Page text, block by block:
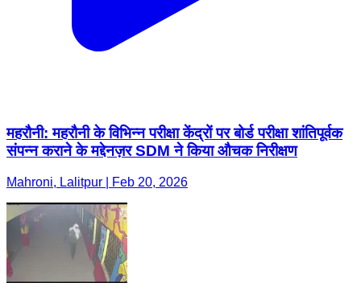
महरौनी: महरौनी के विभिन्न परीक्षा केंद्रों पर बोर्ड परीक्षा शांतिपूर्वक
संपन्न कराने के मद्देनज़र SDM ने किया औचक निरीक्षण
Mahroni, Lalitpur | Feb 20, 2026